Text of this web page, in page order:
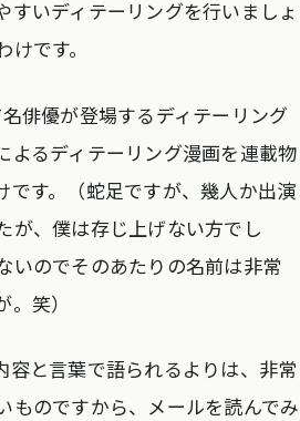
すいディテーリングを行いましょ
です。
俳優が登場するディテーリング
よるディテーリング漫画を連載物
です。（蛇足ですが、幾人か出演
が、僕は存じ上げない方でし
いのでそのあたりの名前は非常
。笑）
容と言葉で語られるよりは、非常
ものですから、メールを読んでみ